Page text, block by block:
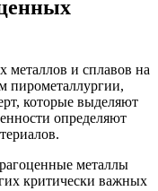
металлов и сплавов на
пирометаллургии,
которые выделяют
определяют
металлы
критически важных